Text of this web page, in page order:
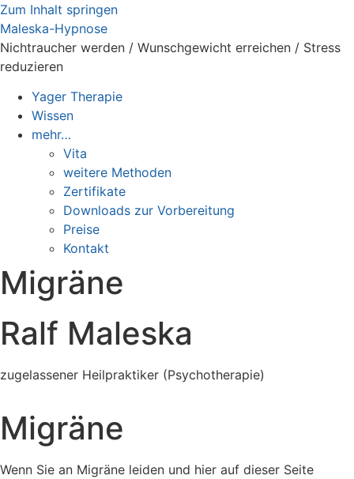
Zum Inhalt springen
Maleska-Hypnose
Nichtraucher werden / Wunschgewicht erreichen / Stress
reduzieren
Yager Therapie
Wissen
mehr…
Vita
weitere Methoden
Zertifikate
Downloads zur Vorbereitung
Preise
Kontakt
Migräne
Ralf Maleska
zugelassener Heilpraktiker (Psychotherapie)
Migräne
Wenn Sie an Migräne leiden und hier auf dieser Seite